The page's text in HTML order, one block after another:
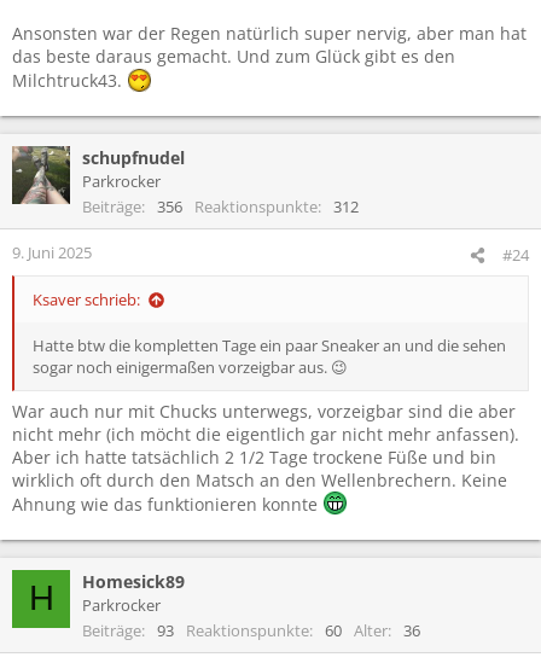
Ansonsten war der Regen natürlich super nervig, aber man hat
das beste daraus gemacht. Und zum Glück gibt es den
Milchtruck43.
schupfnudel
Parkrocker
Beiträge
356 Reaktionspunkte 312
9. Juni 2025 #24
Ksaver schrieb:
Hatte btw die kompletten Tage ein paar Sneaker an und die sehen
sogar noch einigermaßen vorzeigbar aus. 😉
War auch nur mit Chucks unterwegs, vorzeigbar sind die aber
nicht mehr (ich möcht die eigentlich gar nicht mehr anfassen).
Aber ich hatte tatsächlich 2 1/2 Tage trockene Füße und bin
wirklich oft durch den Matsch an den Wellenbrechern. Keine
Ahnung wie das funktionieren konnte
H Homesick89
Parkrocker
Beiträge
93 Reaktionspunkte 60 Alter 36